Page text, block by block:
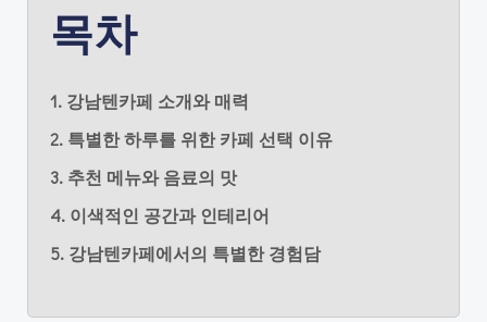
목차
1. 강남텐카페 소개와 매력
2. 특별한 하루를 위한 카페 선택 이유
3. 추천 메뉴와 음료의 맛
4. 이색적인 공간과 인테리어
5. 강남텐카페에서의 특별한 경험담